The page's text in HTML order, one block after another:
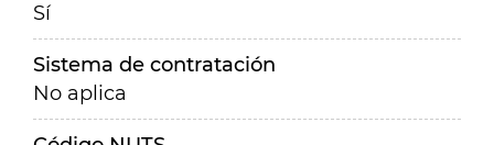
Sí
Sistema de contratación
No aplica